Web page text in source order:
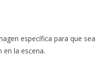
específica para que sea
en la escena.